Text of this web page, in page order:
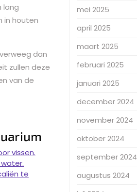
lang
in houten
dan
zullen deze
van de
vissen.
te
mei 2025
april 2025
maart 2025
februari 2025
januari 2025
december 2024
november 2024
oktober 2024
september 2024
augustus 2024